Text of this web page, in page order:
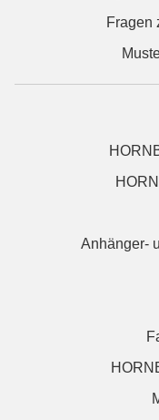
Fragen
Anhänger-